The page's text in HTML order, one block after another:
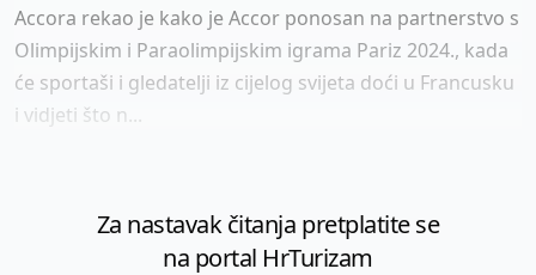
Accora rekao je kako je Accor ponosan na partnerstvo s
Olimpijskim i Paraolimpijskim igrama Pariz 2024., kada
će sportaši i gledatelji iz cijelog svijeta doći u Francusku
i vidjeti što n...
Za nastavak čitanja pretplatite se
na portal HrTurizam